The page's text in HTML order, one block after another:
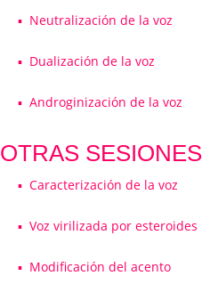
▪️ Neutralización de la voz
▪️ Dualización de la voz
▪️ Androginización de la voz
OTRAS SESIONES
▪️ Caracterización de la voz
▪️ Voz virilizada por esteroides
▪️ Modificación del acento